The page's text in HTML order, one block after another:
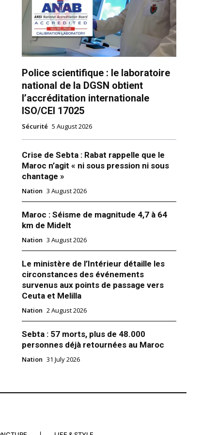
à des «pauses
accentuant la pression sur
des Affaires étrangères des
industrialisées du
mercredi à des “pauses
et de mieux protéger les
La déclaration du
7, publiée après une réunion
Police scientifique : le laboratoire
national de la DGSN obtient
l’accréditation internationale
ISO/CEI 17025
Sécurité 5 August 2026
Crise de Sebta : Rabat rappelle que le
Maroc n’agit « ni sous pression ni sous
chantage »
Nation 3 August 2026
Maroc : Séisme de magnitude 4,7 à 64
km de Midelt
Nation 3 August 2026
Le ministère de l’Intérieur détaille les
circonstances des événements
survenus aux points de passage vers
Ceuta et Melilla
Nation 2 August 2026
Sebta : 57 morts, plus de 48.000
personnes déjà retournées au Maroc
Nation 31 July 2026